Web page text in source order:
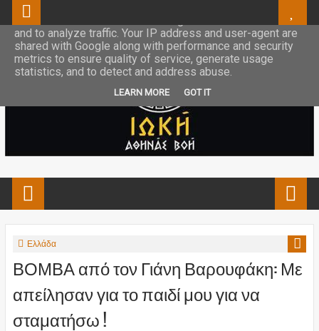
Ελλάδα
ΒΟΜΒΑ από τον Γιάνη Βαρουφάκη: Με
απείλησαν για το παιδί μου για να
σταματήσω !
This site uses cookies from Google to deliver its services
and to analyze traffic. Your IP address and user-agent are
shared with Google along with performance and security
metrics to ensure quality of service, generate usage
statistics, and to detect and address abuse.
LEARN MORE GOT IT